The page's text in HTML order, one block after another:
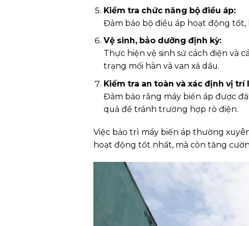
Kiểm tra chức năng bộ điều áp:
Đảm bảo bộ điều áp hoạt động
Vệ sinh, bảo dưỡng định kỳ:
Thực hiện vệ sinh sứ cách điện và
trạng mối hàn và van xả dầu.
Kiểm tra an toàn và xác định vị trí
Đảm bảo rằng máy biến áp được
quả để tránh trường hợp rò điện.
Việc bảo trì máy biến áp thường
hoạt động tốt nhất, mà còn tăng